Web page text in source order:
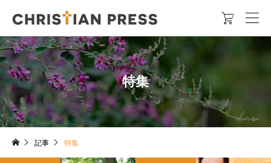

特集
記事 特集